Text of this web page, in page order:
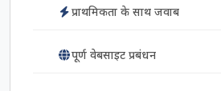
प्राथमिकता के साथ जवाब
पूर्ण वेबसाइट प्रबंधन